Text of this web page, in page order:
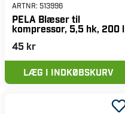
ARTNR: 513996
PELA Blæser til
kompressor, 5,5 hk, 200 l
45 kr
LÆG I INDKØBSKURV